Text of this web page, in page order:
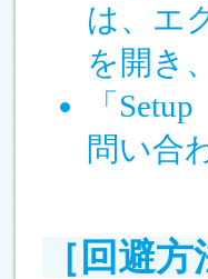
は、エ
を開き
「
問い合
［回避